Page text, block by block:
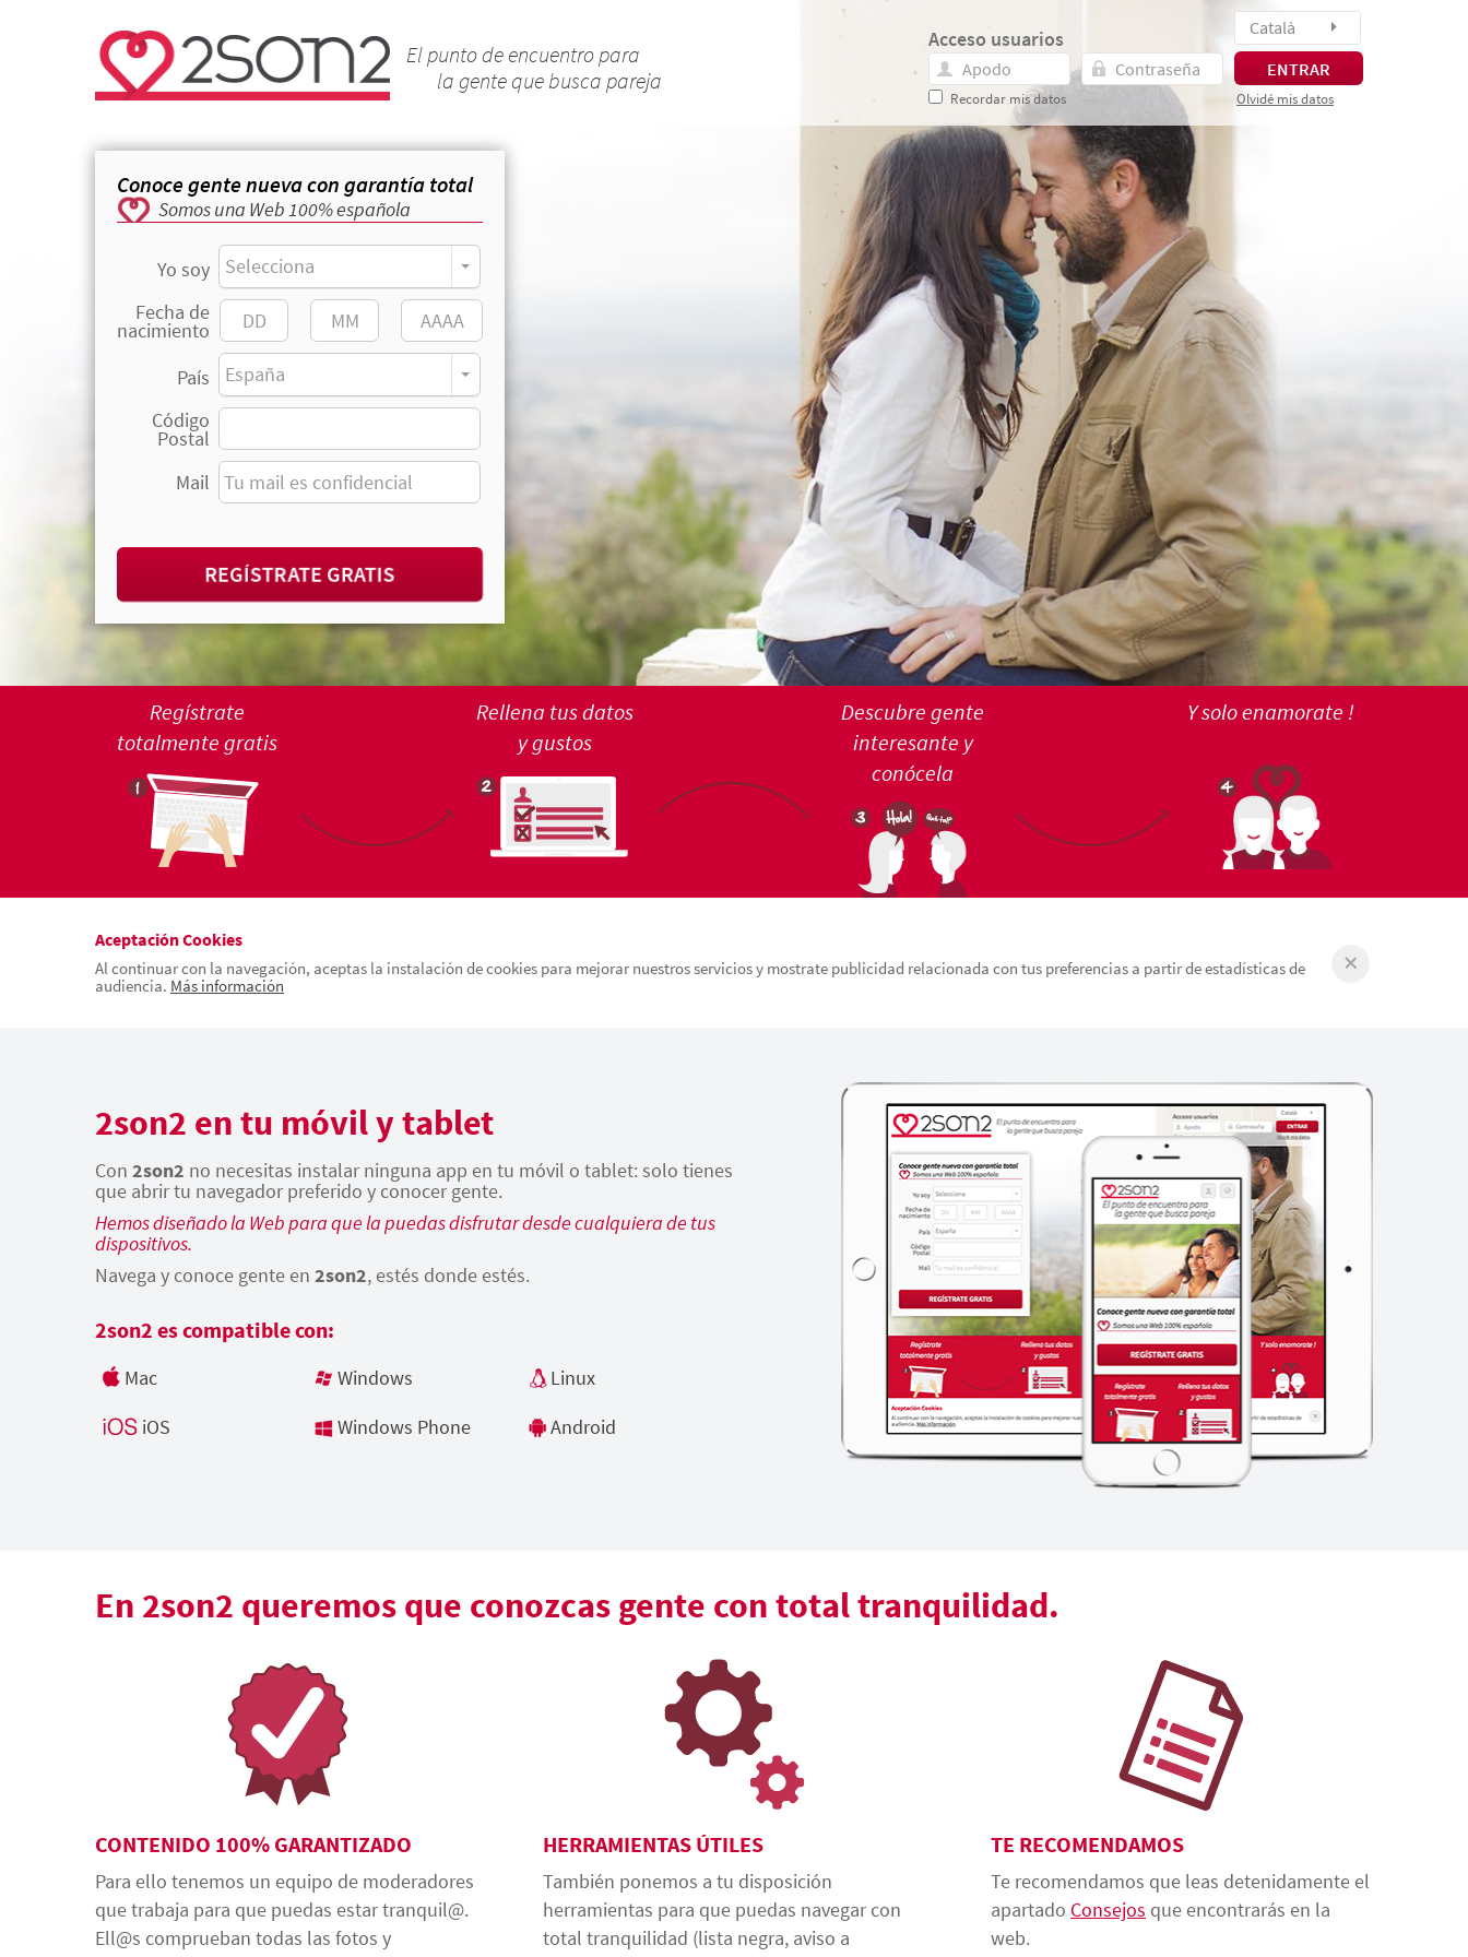
El punto de encuentro para
la gente que busca pareja
Acceso usuarios
Recordar mis datos
Català
ENTRAR
Olvidé mis datos
Conoce gente nueva con garantía total
Somos una Web 100% española
Yo soy
Selecciona
Fecha de
nacimiento
País
España
Código
Postal
Mail
REGÍSTRATE GRATIS
Regístrate
totalmente gratis
Rellena tus datos
y gustos
Descubre gente
interesante y
conócela
Y solo enamorate !
Aceptación Cookies
Al continuar con la navegación, aceptas la instalación de cookies para mejorar nuestros servicios y mostrate publicidad relacionada con tus preferencias a partir de estadísticas de
audiencia. Más información
2son2 en tu móvil y tablet
Con 2son2 no necesitas instalar ninguna app en tu móvil o tablet: solo tienes
que abrir tu navegador preferido y conocer gente.
Hemos diseñado la Web para que la puedas disfrutar desde cualquiera de tus
dispositivos.
Navega y conoce gente en 2son2, estés donde estés.
2son2 es compatible con:
Mac Windows
Linux
iOS
Windows Phone Android
En 2son2 queremos que conozcas gente con total tranquilidad.
CONTENIDO 100% GARANTIZADO
Para ello tenemos un equipo de moderadores
que trabaja para que puedas estar tranquil@.
Ell@s comprueban todas las fotos y
HERRAMIENTAS ÚTILES
También ponemos a tu disposición
herramientas para que puedas navegar con
total tranquilidad (lista negra, aviso a
TE RECOMENDAMOS
Te recomendamos que leas detenidamente el
apartado Consejos que encontrarás en la
web.